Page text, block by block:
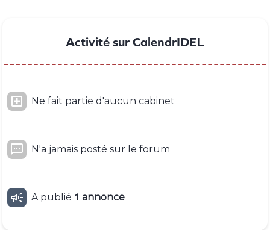
Activité sur CalendrIDEL
 Ne fait partie d'aucun cabinet
 N'a jamais posté sur le forum
 A publié 1 annonce